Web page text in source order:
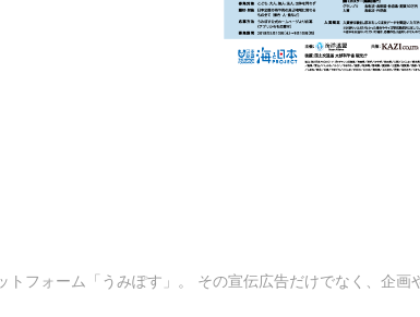
フォーム「うみぽす」。 その宣伝広告だけでなく、企画